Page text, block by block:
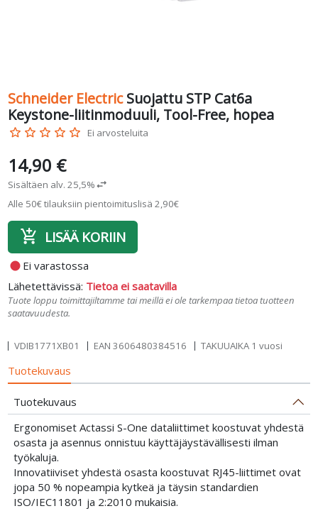
Schneider Electric Suojattu STP Cat6a
Keystone-liitinmoduuli, Tool-Free, hopea
star_border star_border star_border star_border star_border Ei arvosteluita
14,90 €
Sisältäen alv. 25,5%swap_horiz
Alle 50€ tilauksiin pientoimituslisä 2,90€
add_shopping_cart LISÄÄ KORIIN
fiber_manual_record Ei varastossa
Lähetettävissä: Tietoa ei saatavilla
Tuote loppu toimittajiltamme tai meillä ei ole tarkempaa tietoa tuotteen
saatavuudesta.
VDIB1771XB01 EAN 3606480384516 TAKUUAIKA 1 vuosi
Tuotekuvaus
Tuotekuvaus
Ergonomiset Actassi S-One dataliittimet koostuvat yhdestä
osasta ja asennus onnistuu käyttäjäystävällisesti ilman
työkaluja.
Innovatiiviset yhdestä osasta koostuvat RJ45-liittimet ovat
jopa 50 % nopeampia kytkeä ja täysin standardien
ISO/IEC11801 ja 2:2010 mukaisia.